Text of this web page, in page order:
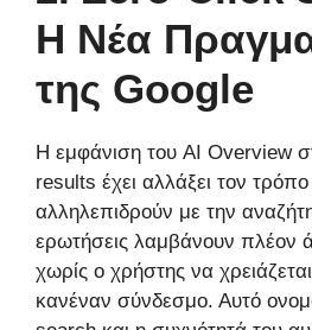
Η Νέα
της Google
Η εμφάνιση του AI Overview
results έχει αλλάξει τον
αλληλεπιδρούν με την
ερωτήσεις λαμβάνουν πλέον
χωρίς ο χρήστης να
κανέναν σύνδεσμο. Αυτό